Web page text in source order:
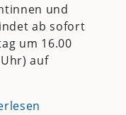
und
ab sofort
um 16.00
auf